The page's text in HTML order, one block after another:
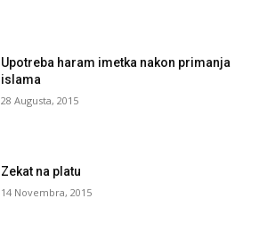
Upotreba haram imetka nakon primanja
islama
28 Augusta, 2015
Zekat na platu
14 Novembra, 2015